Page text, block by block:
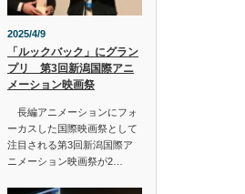
2025/4/9
「ルックバック」にグラン
プリ 第3回新潟国際アニ
メーション映画祭
長編アニメーションにフォ
ーカスした国際映画祭として
注目される第3回新潟国際ア
ニメーション映画祭が2…